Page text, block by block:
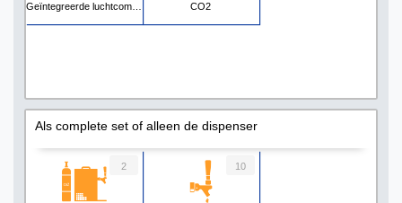
Geïntegreerde luchtcompressor CO2
Als complete set of alleen de dispenser
2 10